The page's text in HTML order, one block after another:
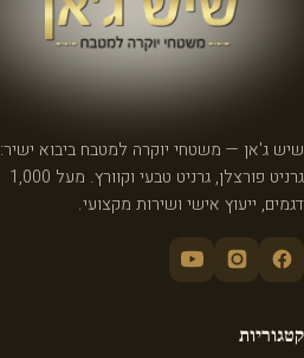
שיש ג'אן — משטחי יוקרה למטבח ביבוא ישיר:
גרניט פורצלן, גרניט טבעי וקוורץ. מעל 1,000
דגמים, ייעוץ אישי ושירות מקצועי.
קטגוריות